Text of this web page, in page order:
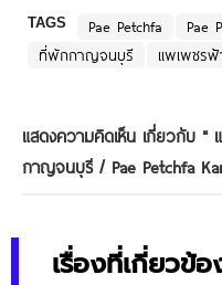
TAGS Pae Petchfa Pae
ที่พักกาญจนบุรี
แพเพชร
แสดงความคิดเห็น เกี่ยวกับ "
กาญจนบุรี / Pae Petchfa
เรื่องที่เกี่ยวข้อ